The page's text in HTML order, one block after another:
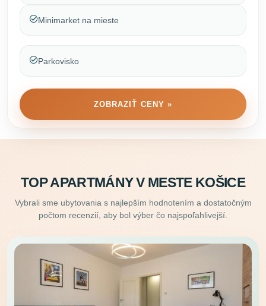
Minimarket na mieste
Parkovisko
ZOBRAZIŤ CENY »
TOP APARTMÁNY V MESTE KOŠICE
Vybrali sme ubytovania s najlepším hodnotením a dostatočným
počtom recenzií, aby bol výber čo najspoľahlivejší.